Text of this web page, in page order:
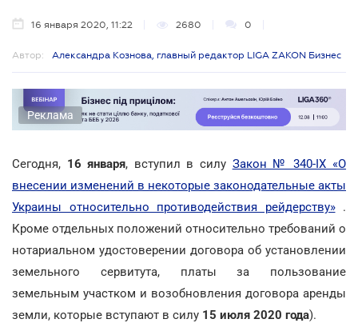
16 января 2020, 11:22 2680 0
Автор: Александра Кознова, главный редактор LIGA ZAKON Бизнес
Реклама
Сегодня, 16 января, вступил в силу Закон № 340-IX «О
внесении изменений в некоторые законодательные акты
Украины относительно противодействия рейдерству».
Кроме отдельных положений относительно требований о
нотариальном удостоверении договора об установлении
земельного сервитута,
платы за пользование
земельным участком и возобновления договора аренды
земли, которые вступают в силу 15 июля 2020 года).